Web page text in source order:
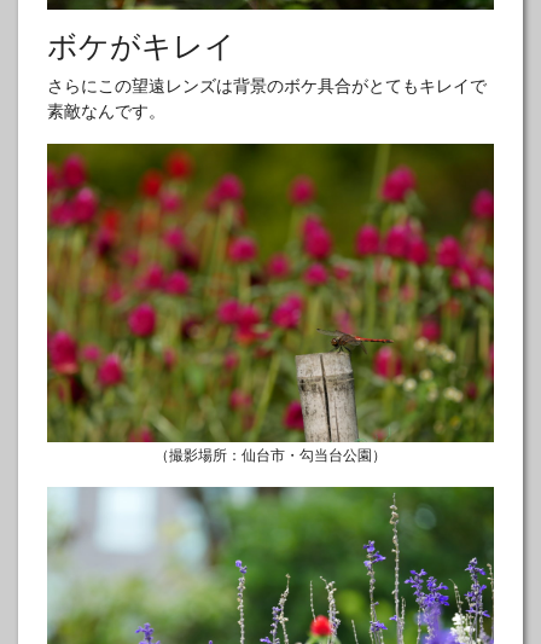
ボケがキレイ
さらにこの望遠レンズは背景のボケ具合がとてもキレイで
素敵なんです。
（撮影場所：仙台市・勾当台公園）